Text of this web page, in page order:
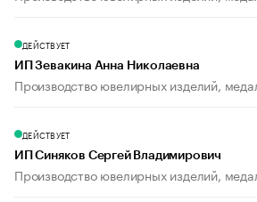
ДЕЙСТВУЕТ
ИП Зевакина Анна Николаевна
Производство ювелирных изделий,
ДЕЙСТВУЕТ
ИП Синяков Сергей Владимирович
Производство ювелирных изделий,